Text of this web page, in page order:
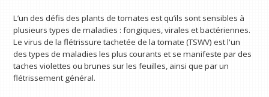
L’un des défis des plants de tomates est qu’ils sont sensibles à
plusieurs types de maladies : fongiques, virales et bactériennes.
Le virus de la flétrissure tachetée de la tomate (TSWV) est l'un
des types de maladies les plus courants et se manifeste par des
taches violettes ou brunes sur les feuilles, ainsi que par un
flétrissement général.